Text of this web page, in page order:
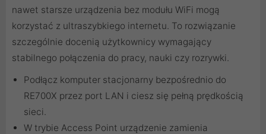
nawet starsze urządzenia bez modułu WiFi mogą
korzystać z ultraszybkiego internetu. To rozwiązanie
szczególnie docenią użytkownicy wymagający
stabilnego połączenia do pracy, nauki czy rozrywki.
Podłącz komputer stacjonarny bezpośrednio do
RE700X przez port LAN i ciesz się pełną prędkością
sieci.
W trybie Access Point urządzenie zamienia